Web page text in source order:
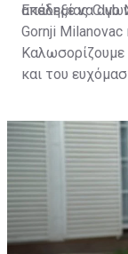
ακαδημίας Club
Gornji Milanovac
Επέλεξε να
Καλωσορίζουμε
και του